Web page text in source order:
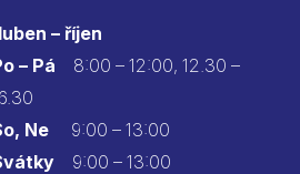
– říjen
– Pá
8:00 – 12:00, 12.30 –
Ne9:00 – 13:00
9:00 – 13:00